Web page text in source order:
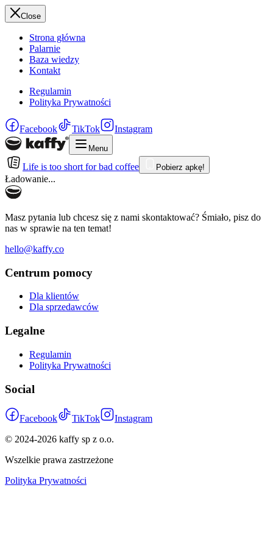
Close
Strona główna
Palarnie
Baza wiedzy
Kontakt
Regulamin
Polityka Prywatności
Facebook TikTok Instagram
Menu
Life is too short for bad coffee Pobierz apkę!
Ładowanie...
Masz pytania lub chcesz się z nami skontaktować? Śmiało, pisz do
nas w sprawie na ten temat!
hello@kaffy.co
Centrum pomocy
Dla klientów
Dla sprzedawców
Legalne
Regulamin
Polityka Prywatności
Social
Facebook TikTok
Instagram
© 2024-2026 kaffy sp z o.o.
Wszelkie prawa zastrzeżone
Polityka Prywatności